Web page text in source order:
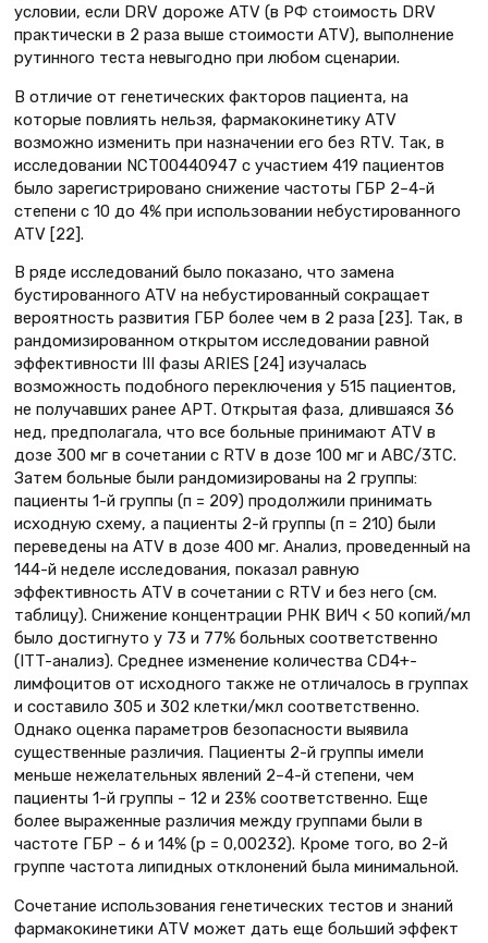
условии, если DRV дороже ATV (в РФ стоимость DRV
практически в 2 раза выше стоимости ATV), выполнение
рутинного теста невыгодно при любом сценарии.
В отличие от генетических факторов пациента, на
которые повлиять нельзя, фармакокинетику ATV
возможно изменить при назначении его без RTV. Так, в
исследовании NCT00440947 с участием 419 пациентов
было зарегистрировано снижение частоты ГБР 2–4-й
степени с 10 до 4% при использовании небустированного
ATV [22].
В ряде исследований было показано, что замена
бустированного ATV на небустированный сокращает
вероятность развития ГБР более чем в 2 раза [23]. Так, в
рандомизированном открытом исследовании равной
эффективности III фазы ARIES [24] изучалась
возможность подобного переключения у 515 пациентов,
не получавших ранее АРТ. Открытая фаза, длившаяся 36
нед, предполагала, что все больные принимают ATV в
дозе 300 мг в сочетании с RTV в дозе 100 мг и АВС/3ТС.
Затем больные были рандомизированы на 2 группы:
пациенты 1-й группы (п = 209) продолжили принимать
исходную схему, а пациенты 2-й группы (п = 210) были
переведены на ATV в дозе 400 мг. Анализ, проведенный на
144-й неделе исследования, показал равную
эффективность ATV в сочетании с RTV и без него (см.
таблицу). Снижение концентрации РНК ВИЧ < 50 копий/мл
было достигнуто у 73 и 77% больных соответственно
(ITT-анализ). Среднее изменение количества CD4+-
лимфоцитов от исходного также не отличалось в группах
и составило 305 и 302 клетки/мкл соответственно.
Однако оценка параметров безопасности выявила
существенные различия. Пациенты 2-й группы имели
меньше нежелательных явлений 2–4-й степени, чем
пациенты 1-й группы – 12 и 23% соответственно. Еще
более выраженные различия между группами были в
частоте ГБР – 6 и 14% (p = 0,00232). Кроме того, во 2-й
группе частота липидных отклонений была минимальной.
Сочетание использования генетических тестов и знаний
фармакокинетики ATV может дать еще больший эффект